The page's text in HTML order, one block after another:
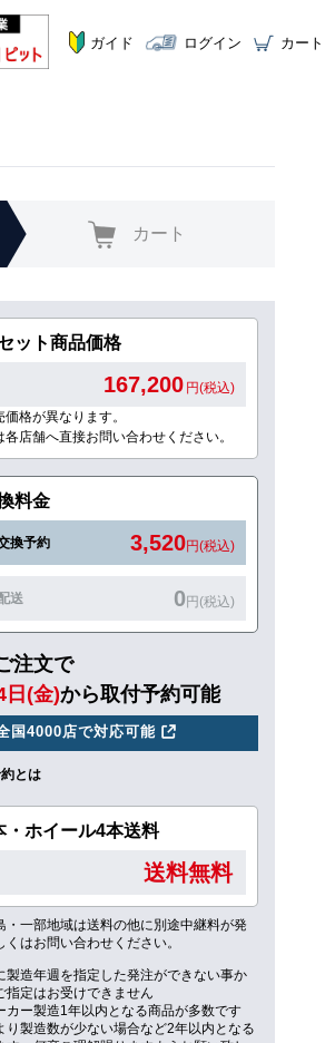
ガイド ログイン カート
カート
ット商品価格
167,200 円(税込)
格が異なります。
各店舗へ直接お問い合わせください。
料金
換予約 3,520円(税込)
送 0円(税込)
注文で
日(金)から取付予約可能
国4000店で対応可能
とは
・ホイール4本送料
送料無料
一部地域は送料の他に別途中継料が発
くはお問い合わせください。
造年週を指定した発注ができない事か
指定はお受けできません
カー製造1年以内となる商品が多数です
り製造数が少ない場合など2年以内となる